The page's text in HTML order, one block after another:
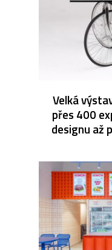
Velká
přes 400
designu až